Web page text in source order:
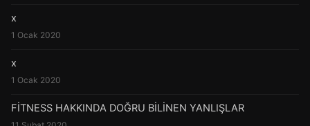
x
1 Ocak 2020
x
1 Ocak 2020
FİTNESS HAKKINDA DOĞRU BİLİNEN YANLIŞLAR